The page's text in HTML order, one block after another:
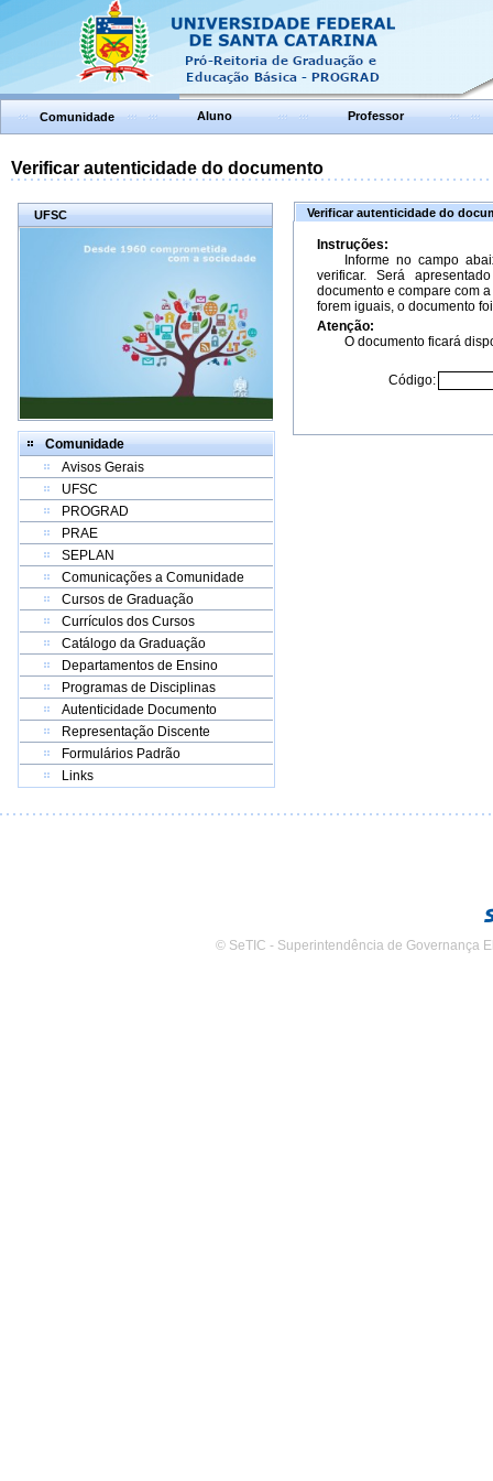
Comunidade Aluno Professor
Verificar autenticidade do documento
UFSC
Comunidade
Avisos Gerais
UFSC
PROGRAD
PRAE
SEPLAN
Comunicações a Comunidade
Cursos de Graduação
Currículos dos Cursos
Catálogo da Graduação
Departamentos de Ensino
Programas de Disciplinas
Autenticidade Documento
Representação Discente
Formulários Padrão
Links
Verificar autenticidade do
Instruções:
Informe no campo
verificar. Será
documento e compare com
forem iguais, o documento
Atenção:
O documento ficará
Código:
© SeTIC - Superintendência de Governança